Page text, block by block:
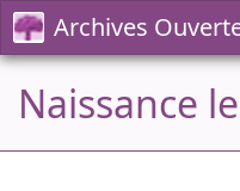
Archives
Naissance